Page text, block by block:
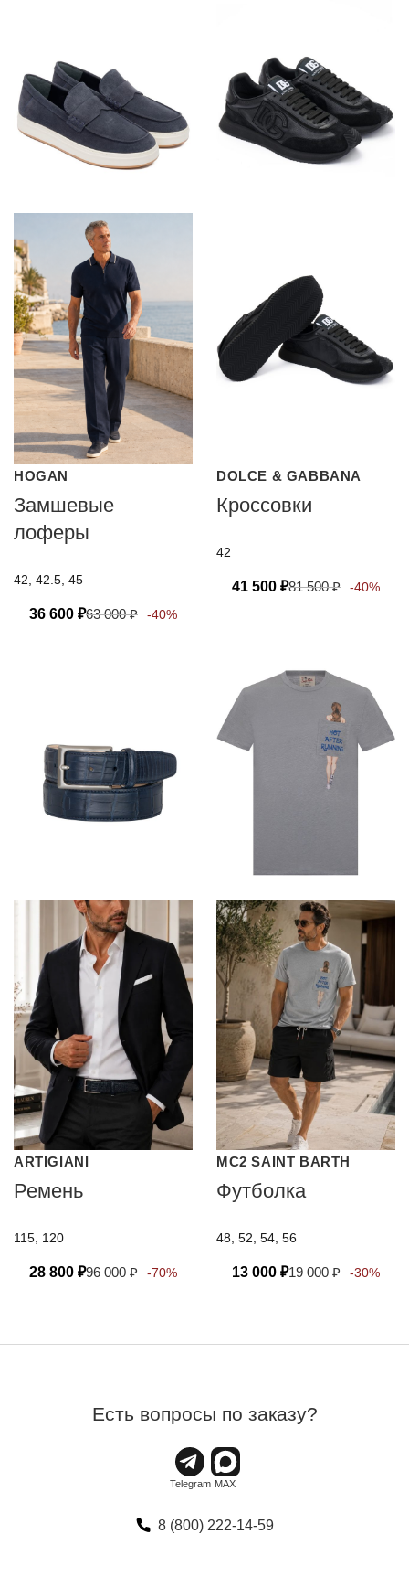
HOGAN
Замшевые
лоферы
42, 42.5, 45
36 600 ₽63 000₽ -40%
DOLCE & GABBANA
Кроссовки
42
41 500 ₽81 500₽ -40%
ARTIGIANI
Ремень
115, 120
28 800 ₽96 000₽ -70%
MC2 SAINT BARTH
Футболка
48, 52, 54, 56
13 000 ₽19 000₽ -30%
Есть вопросы по заказу?
8 (800) 222-14-59